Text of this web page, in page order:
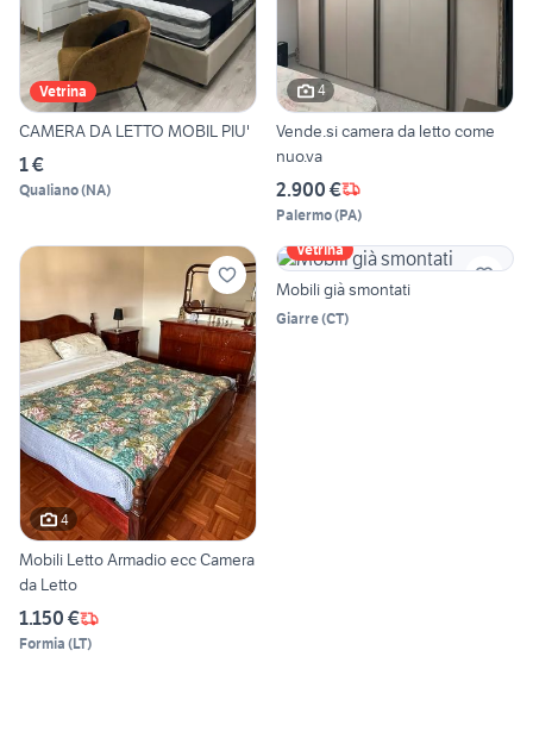
Vetrina
CAMERA DA LETTO MOBIL PIU'
1 €
Qualiano(NA)
4
Vende.si camera da letto come
nuo.va
2.900 €
Palermo(PA)
4
Mobili Letto Armadio ecc Camera
da Letto
1.150 €
Formia (LT)
Vetrina
Mobili già smontati
Giarre(CT)